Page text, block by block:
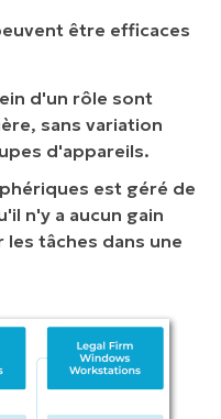
être efficaces
d'un rôle sont
sans variation
d'appareils.
est géré de
n'y a aucun gain
tâches dans une